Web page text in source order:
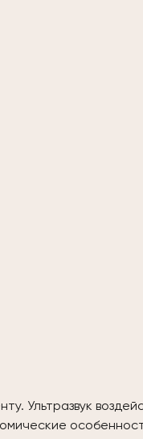
Ультразвук